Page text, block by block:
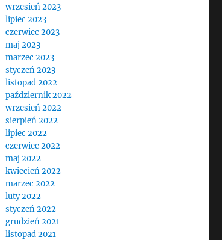
wrzesień 2023
lipiec 2023
czerwiec 2023
maj 2023
marzec 2023
styczeń 2023
listopad 2022
październik 2022
wrzesień 2022
sierpień 2022
lipiec 2022
czerwiec 2022
maj 2022
kwiecień 2022
marzec 2022
luty 2022
styczeń 2022
grudzień 2021
listopad 2021